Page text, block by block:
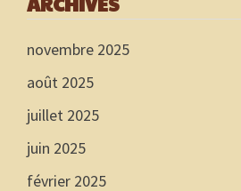
novembre 2025
août 2025
juillet 2025
juin 2025
février 2025